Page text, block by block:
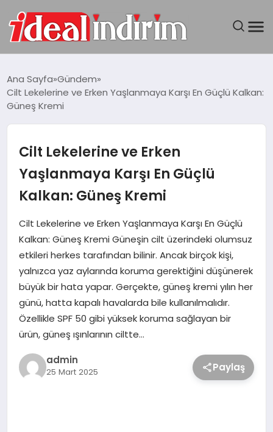
BILGISAYAR
TEKNOLOJI
YAŞAM
Ana Sayfa Gündem
Cilt Lekelerine ve Erken Yaşlanmaya Karşı En Güçlü Kalkan:
Güneş Kremi
Cilt Lekelerine ve Erken
Yaşlanmaya Karşı En Güçlü
Kalkan: Güneş Kremi
Cilt Lekelerine ve Erken Yaşlanmaya Karşı En Güçlü
Kalkan: Güneş Kremi Güneşin cilt üzerindeki olumsuz
etkileri herkes tarafından bilinir. Ancak birçok kişi,
yalnızca yaz aylarında koruma gerektiğini düşünerek
büyük bir hata yapar. Gerçekte, güneş kremi yılın her
günü, hatta kapalı havalarda bile kullanılmalıdır.
Özellikle SPF 50 gibi yüksek koruma sağlayan bir
ürün, güneş ışınlarının ciltte…
admin
25 Mart 2025 Paylaş